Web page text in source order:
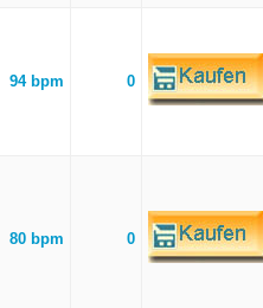
94 bpm 0
80 bpm 0